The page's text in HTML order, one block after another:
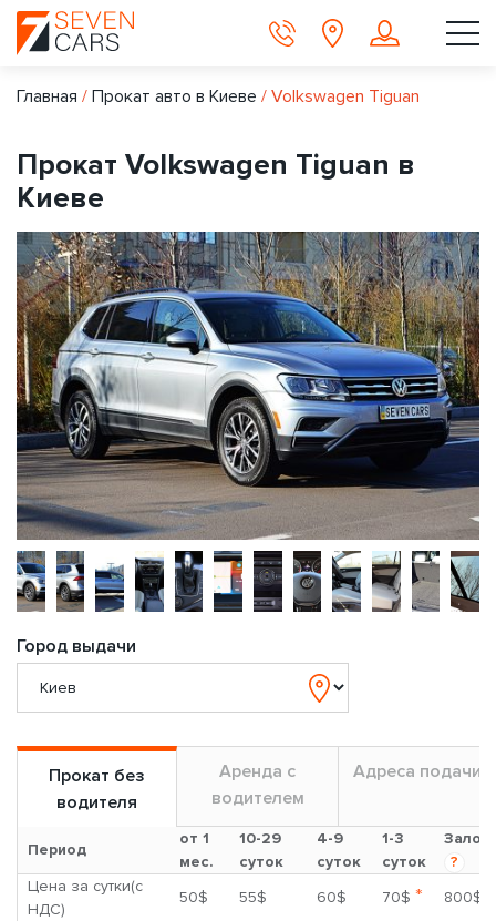
Главная / Прокат авто в Киеве / Volkswagen Tiguan
Прокат Volkswagen Tiguan в
Киеве
Город выдачи
Прокат без
водителя
Аренда с
водителем
Адреса подачи
Период
от 1
мес.
10-29
суток
4-9
суток
1-3
суток
Залог
?
Цена за сутки(с
НДС)
50$ 55$ 60$ 70$ *
800$